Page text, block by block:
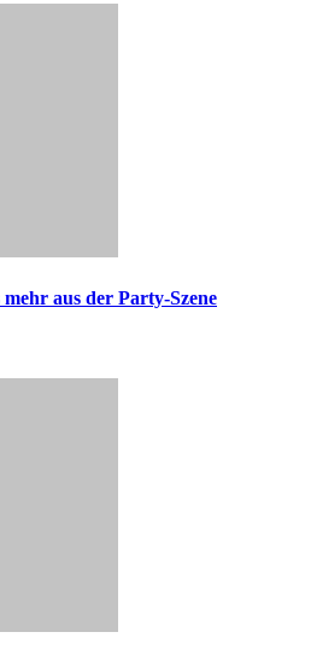
aus der Party-Szene